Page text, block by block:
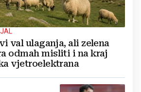
val ulaganja, ali zelena
odmah misliti i na kraj
vjetroelektrana